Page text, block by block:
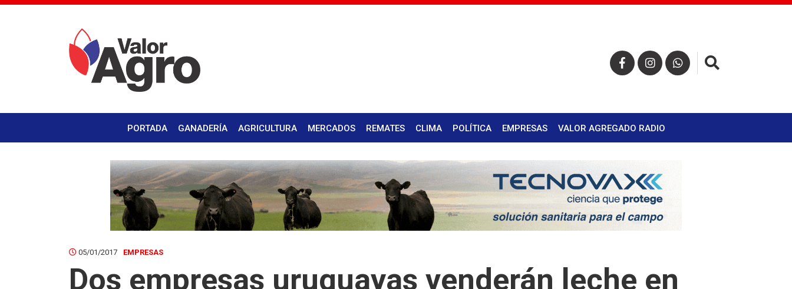
PORTADA GANADERÍA AGRICULTURA MERCADOS REMATES CLIMA POLÍTICA EMPRESAS VALOR AGREGADO RADIO
05/01/2017 EMPRESAS
Dos empresas uruguayas venderán leche en